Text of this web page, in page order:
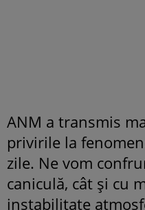
ANM a transmis
privirile la
zile. Ne vom
caniculă, cât și cu
instabilitate